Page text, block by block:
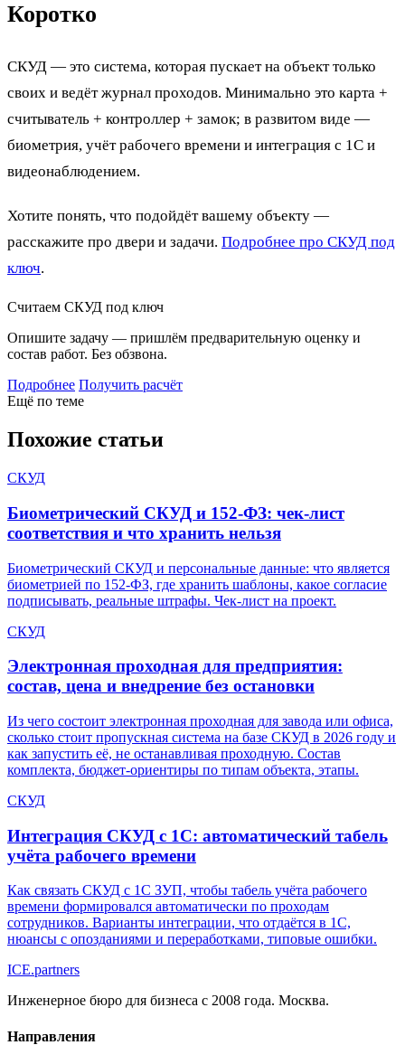
Коротко
СКУД — это система, которая пускает на объект только
своих и ведёт журнал проходов. Минимально это карта +
считыватель + контроллер + замок; в развитом виде —
биометрия, учёт рабочего времени и интеграция с 1С и
видеонаблюдением.
Хотите понять, что подойдёт вашему объекту —
расскажите про двери и задачи. Подробнее про СКУД под
ключ.
Считаем СКУД под ключ
Опишите задачу — пришлём предварительную оценку и
состав работ. Без обзвона.
Подробнее Получить расчёт
Ещё по теме
Похожие статьи
СКУД
Биометрический СКУД и 152-ФЗ: чек-лист
соответствия и что хранить нельзя
Биометрический СКУД и персональные данные: что является
биометрией по 152-ФЗ, где хранить шаблоны, какое согласие
подписывать, реальные штрафы. Чек-лист на проект.
СКУД
Электронная проходная для предприятия:
состав, цена и внедрение без остановки
Из чего состоит электронная проходная для завода или офиса,
сколько стоит пропускная система на базе СКУД в 2026 году и
как запустить её, не останавливая проходную. Состав
комплекта, бюджет-ориентиры по типам объекта, этапы.
СКУД
Интеграция СКУД с 1С: автоматический табель
учёта рабочего времени
Как связать СКУД с 1С ЗУП, чтобы табель учёта рабочего
времени формировался автоматически по проходам
сотрудников. Варианты интеграции, что отдаётся в 1С,
нюансы с опозданиями и переработками, типовые ошибки.
ICE.partners
Инженерное бюро для бизнеса с 2008 года. Москва.
Направления